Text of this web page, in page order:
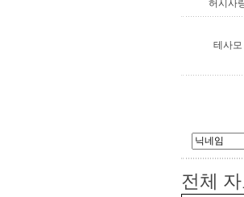
허시사
테사모
전체